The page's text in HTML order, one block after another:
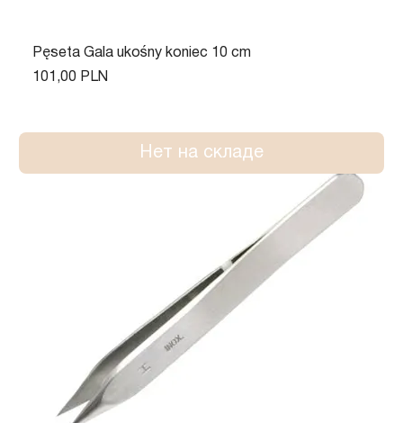
Pęseta Gala ukośny koniec 10 cm
Цена
101,00 PLN
Нет на складе